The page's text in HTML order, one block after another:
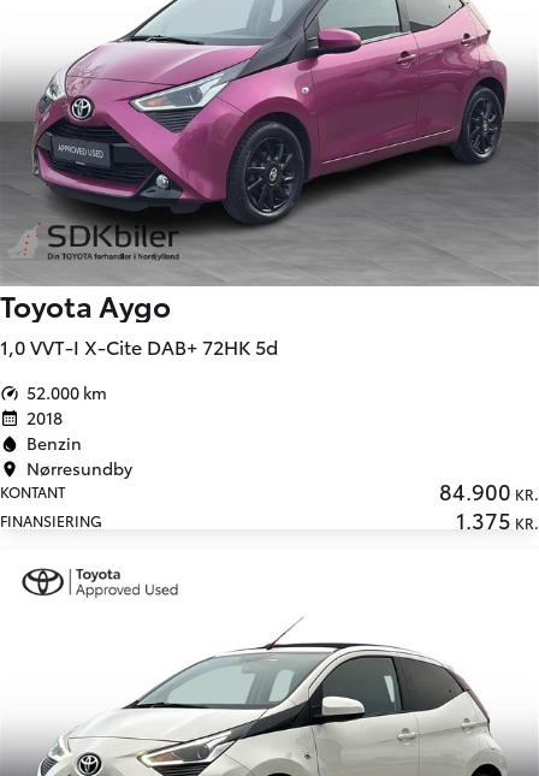
Toyota Aygo
1,0 VVT-I X-Cite DAB+ 72HK 5d
52.000 km
2018
Benzin
Nørresundby
KONTANT 84.900 KR.
FINANSIERING
1.375 KR.